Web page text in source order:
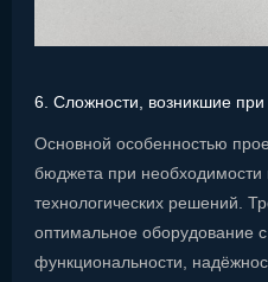
6. Сложности, возникшие при
Основной особенностью
бюджета при
технологических решений.
оптимальное оборудование
функциональности,